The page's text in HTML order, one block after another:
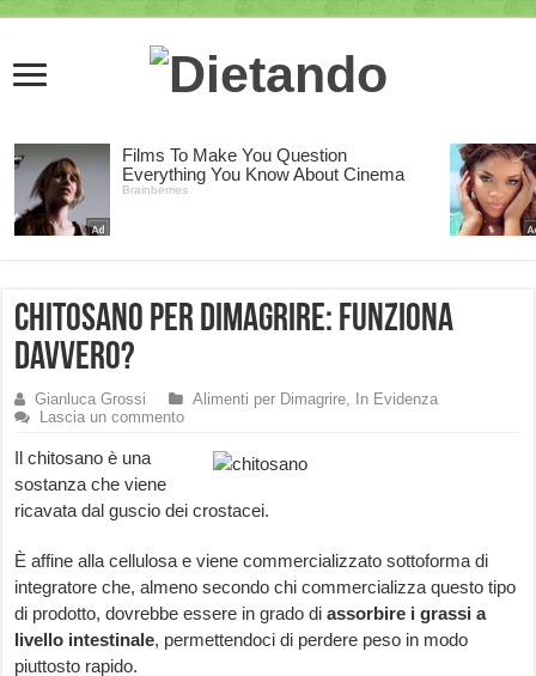
Chitosano per Dimagrire: funziona
davvero?
Gianluca Grossi Alimenti per Dimagrire,
In Evidenza
Lascia un commento
Il chitosano è una
sostanza che viene
ricavata dal guscio dei crostacei.
È affine alla cellulosa e viene commercializzato sottoforma di
integratore che, almeno secondo chi commercializza questo tipo
di prodotto, dovrebbe essere in grado diassorbire i grassi a
livello intestinale, permettendoci di perdere peso in modo
piuttosto rapido.